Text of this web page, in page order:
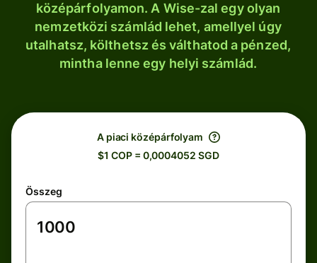
középárfolyamon. A Wise-zal egy olyan
nemzetközi számlád lehet, amellyel úgy
utalhatsz, költhetsz és válthatod a pénzed,
mintha lenne egy helyi számlád.
A piaci középárfolyam
$1 COP = 0,0004052 SGD
Összeg